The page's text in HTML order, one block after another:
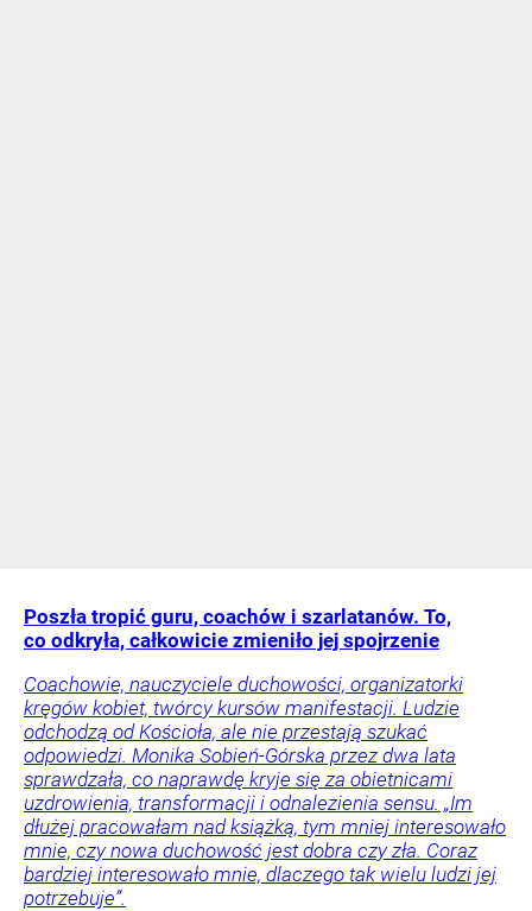
Poszła tropić guru, coachów i szarlatanów. To,
co odkryła, całkowicie zmieniło jej spojrzenie
Coachowie, nauczyciele duchowości, organizatorki
kręgów kobiet, twórcy kursów manifestacji. Ludzie
odchodzą od Kościoła, ale nie przestają szukać
odpowiedzi. Monika Sobień-Górska przez dwa lata
sprawdzała, co naprawdę kryje się za obietnicami
uzdrowienia, transformacji i odnalezienia sensu. „Im
dłużej pracowałam nad książką, tym mniej interesowało
mnie, czy nowa duchowość jest dobra czy zła. Coraz
bardziej interesowało mnie, dlaczego tak wielu ludzi jej
potrzebuje”.